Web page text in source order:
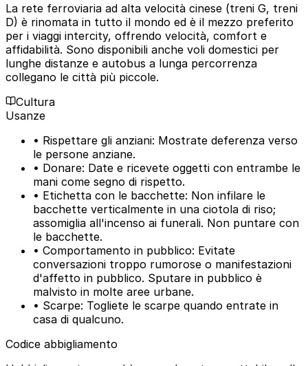
La rete ferroviaria ad alta velocità cinese (treni G, treni
D) è rinomata in tutto il mondo ed è il mezzo preferito
per i viaggi intercity, offrendo velocità, comfort e
affidabilità. Sono disponibili anche voli domestici per
lunghe distanze e autobus a lunga percorrenza
collegano le città più piccole.
Cultura
Usanze
• Rispettare gli anziani: Mostrate deferenza verso
le persone anziane.
• Donare: Date e ricevete oggetti con entrambe le
mani come segno di rispetto.
• Etichetta con le bacchette: Non infilare le
bacchette verticalmente in una ciotola di riso;
assomiglia all'incenso ai funerali. Non puntare con
le bacchette.
• Comportamento in pubblico: Evitate
conversazioni troppo rumorose o manifestazioni
d'affetto in pubblico. Sputare in pubblico è
malvisto in molte aree urbane.
• Scarpe: Togliete le scarpe quando entrate in
casa di qualcuno.
Codice abbigliamento